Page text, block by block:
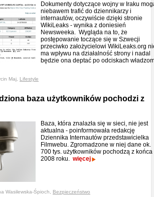
Dokumenty dotyczące wojny w Iraku
niebawem trafić do dziennikarzy i
internautów, oczywiście dzięki stronie
WikiLeaks - wynika z doniesień
Newsweeka. Wygląda na to, że
postępowanie toczące się w Szwecji
przeciwko założycielowi WikiLeaks.org
ma wpływu na działalność strony i nadal
będzie ona deptać po odciskach
Maj, Lifestyle
baza użytkowników pochodzi z
Baza, która znalazła się w sieci, nie jest
aktualna - poinformowała redakcję
Dziennika Internautów przedstawicielka
Filmwebu. Zgromadzone w niej dane ok.
700 tys. użytkowników pochodzą z końca
2008 roku. więcej
Wasilewska-Śpioch, Bezpieczeństwo